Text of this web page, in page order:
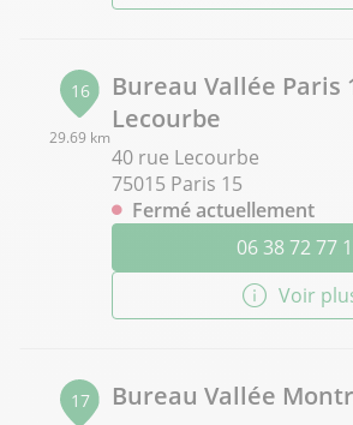
16
29.69 km
Bureau Vallée Paris
Lecourbe
40 rue Lecourbe
75015 Paris 15
Fermé actuellement
06 38 72 77
Voir
17 Bureau Vallée